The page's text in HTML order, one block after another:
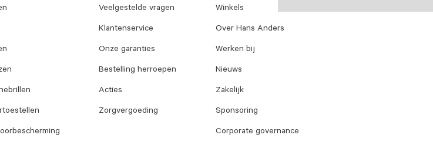
Veelgestelde vragen
Klantenservice
Onze garanties
Bestelling herroepen
Acties
Zorgvergoeding
Winkels
Over Hans Anders
Werken bij
Nieuws
Zakelijk
Sponsoring
Corporate governance